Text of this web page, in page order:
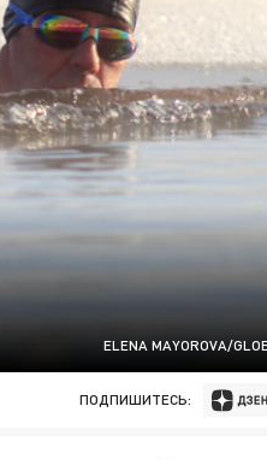
ELENA MAYOROVA/
ПОДПИШИТЕСЬ: